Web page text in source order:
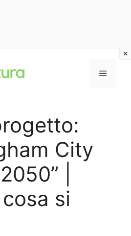
MENU
City
|
si